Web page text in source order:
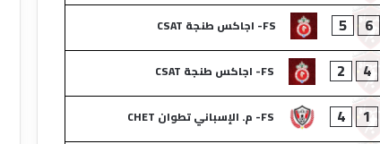
6
5
FS- اجاكس طنجة CSAT
4
2
FS- اجاكس طنجة CSAT
1
4
FS- م. الإسباني تطوان CHET